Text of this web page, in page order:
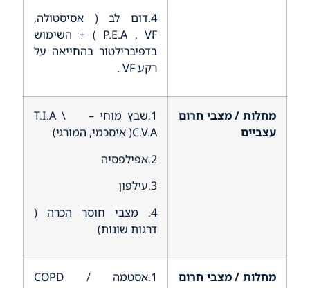
4.דום לב ( אסיסטולה,
P.E.A , VF ) + השימוש
בדפיברילטור בהחייאה על
רקע VF .
מחלות / מצבי חרום
עצביים
1.שבץ מוחי – T.I.A \
C.V.A( איסכמי, המורגי)
2.אפילפסיה
3.עילפון
4. מצבי חוסר הכרה (
דרגות שונות)
מחלות / מצבי חרום
1.אסטמה / COPD